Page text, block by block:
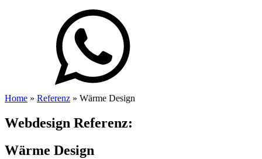
Home » Referenz » Wärme Design
Webdesign Referenz:
Wärme Design